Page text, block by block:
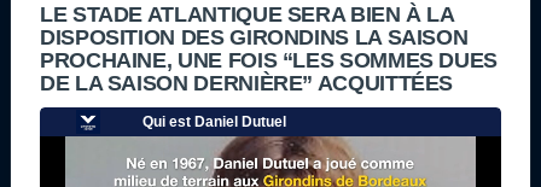
LE STADE ATLANTIQUE SERA BIEN À LA
DISPOSITION DES GIRONDINS LA SAISON
PROCHAINE, UNE FOIS “LES SOMMES DUES
DE LA SAISON DERNIÈRE” ACQUITTÉES